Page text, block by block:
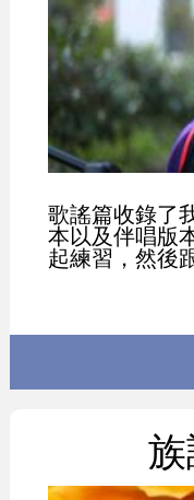
歌謠篇收錄了
本以及伴唱版
起練習，然後